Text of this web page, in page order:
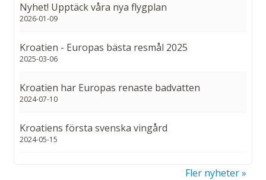
Nyhet! Upptäck våra nya flygplan
2026-01-09
Kroatien - Europas bästa resmål 2025
2025-03-06
Kroatien har Europas renaste badvatten
2024-07-10
Kroatiens första svenska vingård
2024-05-15
Fler nyheter